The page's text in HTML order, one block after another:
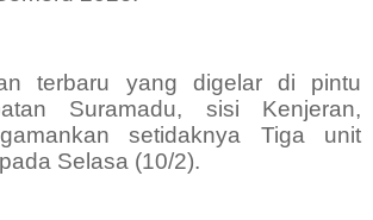
terbaru yang digelar di pintu
Suramadu, sisi Kenjeran,
setidaknya Tiga unit
Selasa (10/2).